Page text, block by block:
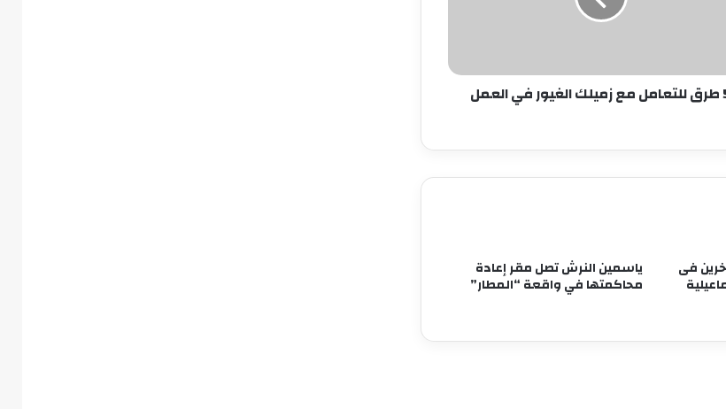
كشف ملابسات ادعاء شخص باختطافه من
حبس لصوص الموبايلات في القاهرة
12 نوفمبر.. الحكم على مستريح الأدوات
في العمل
وإصابة 2 آخرين فى ياسمين النرش تصل مقر إعادة
محاكمتها في واقعة “المطار”